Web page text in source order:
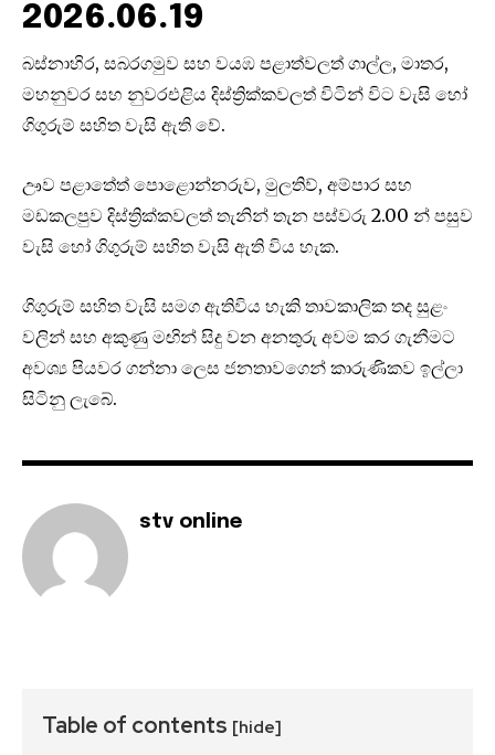
2026.06.19
බස්නාහිර, සබරගමුව සහ වයඹ පළාත්වලත් ගාල්ල, මාතර,
මහනුවර සහ නුවරඑළිය දිස්ත්‍රික්කවලත් විටින් විට වැසි හෝ
ගිගුරුම් සහිත වැසි ඇති වේ.
ඌව පළාතේත් පොළොන්නරුව, මුලතිව්, අම්පාර සහ
මඩකලපුව දිස්ත්‍රික්කවලත් තැනින් තැන පස්වරු 2.00 න් පසුව
වැසි හෝ ගිගුරුම් සහිත වැසි ඇති විය හැක.
ගිගුරුම් සහිත වැසි සමග ඇතිවිය හැකි තාවකාලික තද සුළං
වලින් සහ අකුණු මඟින් සිදු වන අනතුරු අවම කර ගැනීමට
අවශ්‍ය පියවර ගන්නා ලෙස ජනතාවගෙන් කාරුණිකව ඉල්ලා
සිටිනු ලැබේ.
stv online
Table of contents [hide]